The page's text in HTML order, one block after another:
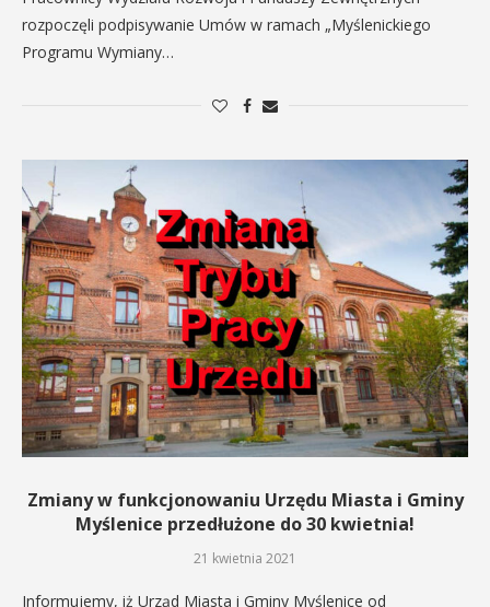
rozpoczęli podpisywanie Umów w ramach „Myślenickiego
Programu Wymiany…
Zmiany w funkcjonowaniu Urzędu Miasta i Gminy
Myślenice przedłużone do 30 kwietnia!
21 kwietnia 2021
Informujemy, iż Urząd Miasta i Gminy Myślenice od